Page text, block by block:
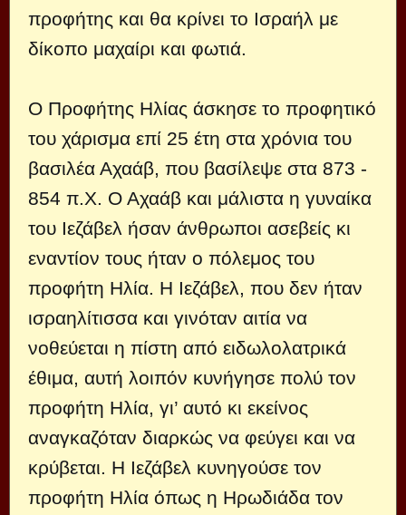
προφήτης και θα κρίνει το Ισραήλ με
δίκοπο μαχαίρι και φωτιά.
Ο Προφήτης Ηλίας άσκησε το προφητικό
του χάρισμα επί 25 έτη στα χρόνια του
βασιλέα Αχαάβ, που βασίλεψε στα 873 -
854 π.Χ. Ο Αχαάβ και μάλιστα η γυναίκα
του Ιεζάβελ ήσαν άνθρωποι ασεβείς κι
εναντίον τους ήταν ο πόλεμος του
προφήτη Ηλία. Η Ιεζάβελ, που δεν ήταν
ισραηλίτισσα και γινόταν αιτία να
νοθεύεται η πίστη από ειδωλολατρικά
έθιμα, αυτή λοιπόν κυνήγησε πολύ τον
προφήτη Ηλία, γι’ αυτό κι εκείνος
αναγκαζόταν διαρκώς να φεύγει και να
κρύβεται. Η Ιεζάβελ κυνηγούσε τον
προφήτη Ηλία όπως η Ηρωδιάδα τον